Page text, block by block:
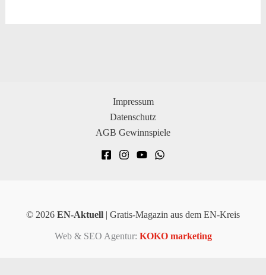
Impressum
Datenschutz
AGB Gewinnspiele
© 2026 EN-Aktuell | Gratis-Magazin aus dem EN-Kreis
Web & SEO Agentur: KOKO marketing